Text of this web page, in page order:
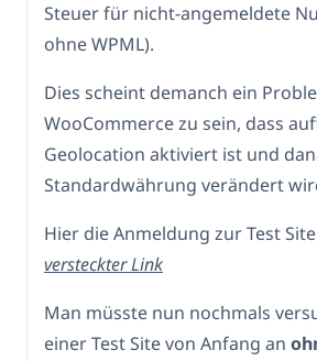
Steuer für nicht-angemeldete
ohne WPML).
Dies scheint demanch ein
WooCommerce zu sein, dass
Geolocation aktiviert ist und
Standardwährung verändert
Hier die Anmeldung zur Test
versteckter Link
Man müsste nun nochmals
einer Test Site von Anfang an